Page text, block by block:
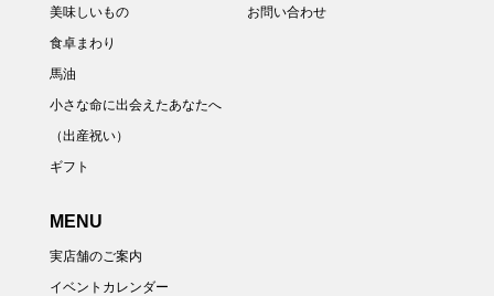
美味しいもの
食卓まわり
馬油
小さな命に出会えたあなたへ
（出産祝い）
ギフト
お問い合わせ
MENU
実店舗のご案内
イベントカレンダー